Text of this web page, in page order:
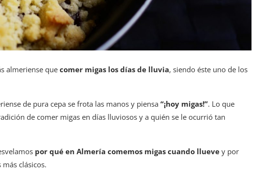
almeriense que comer migas los días de lluvia, siendo éste uno de los
de pura cepa se frota las manos y piensa “¡hoy migas!”. Lo que
de comer migas en días lluviosos y a quién se le ocurrió tan
por qué en Almería comemos migas cuando llueve y por
clásicos.